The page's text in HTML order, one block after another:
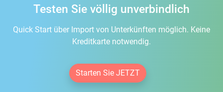
Testen Sie völlig unverbindlich
Quick Start über Import von Unterkünften möglich. Keine
Kreditkarte notwendig.
Starten Sie JETZT